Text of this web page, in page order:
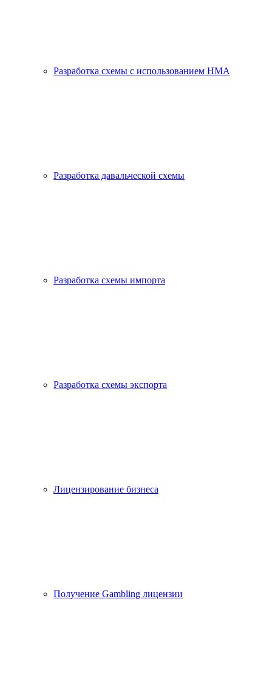
Разработка схемы с использованием HMA
Разработка давальческой схемы
Разработка схемы импорта
Разработка схемы экспорта
Лицензирование бизнеса
Получение Gambling лицензии